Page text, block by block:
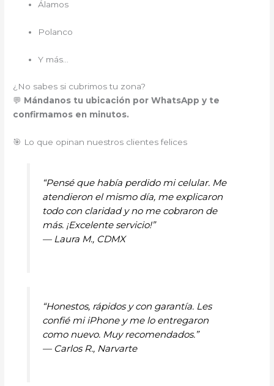
Álamos
Polanco
Y más…
¿No sabes si cubrimos tu zona?
💬 Mándanos tu ubicación por WhatsApp y te
confirmamos en minutos.
🎯 Lo que opinan nuestros clientes felices
“Pensé que había perdido mi celular. Me
atendieron el mismo día, me explicaron
todo con claridad y no me cobraron de
más. ¡Excelente servicio!”
— Laura M., CDMX
“Honestos, rápidos y con garantía. Les
confié mi iPhone y me lo entregaron
como nuevo. Muy recomendados.”
— Carlos R., Narvarte